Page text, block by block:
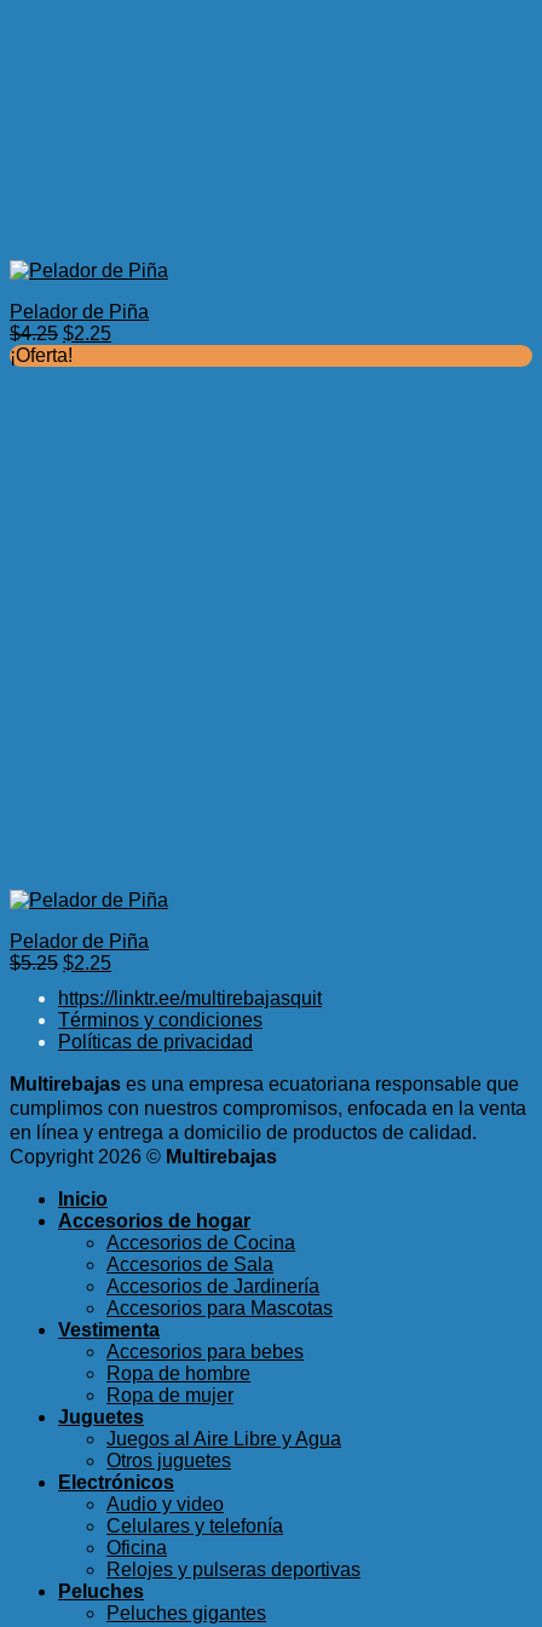
Pelador de Piña
$4.25 El
precio
$2.25El
¡Oferta!
Pelador de Piña
$5.25 El
original
era:
$5.25.
$2.25El
actual
es:
$2.25.
https://linktr.ee/multirebajasquit
Términos y condiciones
Políticas de privacidad
Multirebajas es una empresa ecuatoriana responsable que
cumplimos con nuestros compromisos, enfocada en la venta
en línea y entrega a domicilio de productos de calidad.
Copyright 2026 © Multirebajas
Inicio
Accesorios de hogar
Accesorios de Cocina
Accesorios de Sala
Accesorios de Jardinería
Accesorios para Mascotas
Vestimenta
Accesorios para bebes
Ropa de hombre
Ropa de mujer
Juguetes
Juegos al Aire Libre y Agua
Otros juguetes
Electrónicos
Audio y video
Celulares y telefonía
Oficina
Relojes y pulseras deportivas
Peluches
Peluches gigantes